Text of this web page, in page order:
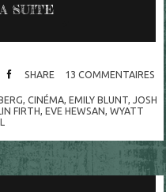
SUITE
SHARE 13 COMMENTAIRES
,CINÉMA,EMILY BLUNT,JOSH
FIRTH,EVE HEWSAN,WYATT